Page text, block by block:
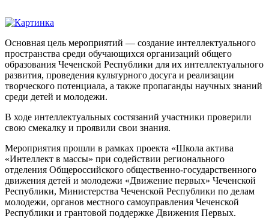
Основная цель мероприятий — создание интеллектуального
пространства среди обучающиxся организаций общего
образования Чеченской Республики для их интеллектуального
развития, проведения культурного досуга и реализации
творческого потенциала, а также пропаганды научных знаний
среди детей и молодежи.
В ходе интеллектуальных состязаний участники проверили
свою смекалку и проявили свои знания.
Мероприятия прошли в рамках проекта «Школа актива
«Интеллект в массы» при содействии регионального
отделения Общероссийского общественно-государственного
движения детей и молодежи «Движение первых» Чеченской
Республики, Министерства Чеченской Республики по делам
молодежи, органов местного самоуправления Чеченской
Республики и грантовой поддержке Движения Первых.